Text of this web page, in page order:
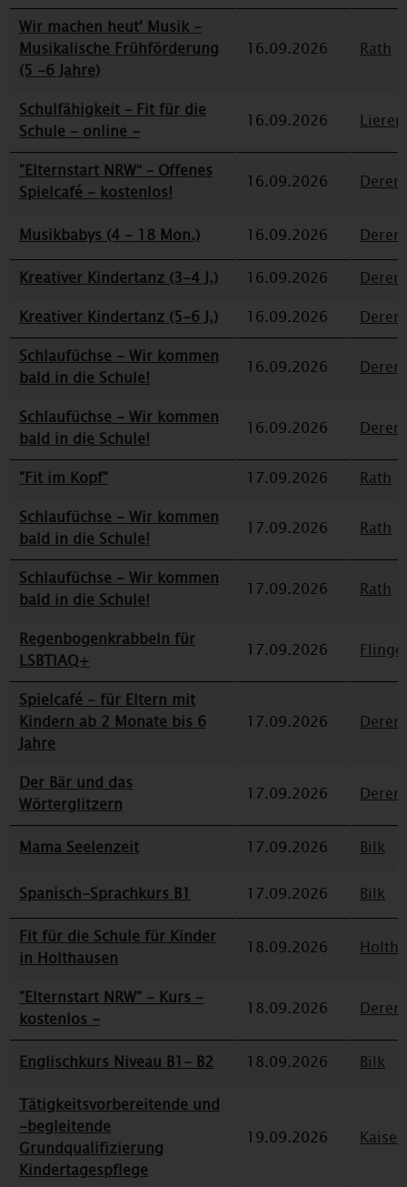
Wir machen heut' Musik -
Musikalische Frühförderung
(5 -6 Jahre)
16.09.2026 Rath
Schulfähigkeit – Fit für die
Schule - online -
16.09.2026
"Elternstart NRW“ – Offenes
Spielcafé - kostenlos!
16.09.2026
Musikbabys (4 - 18 Mon.) 16.09.2026
Kreativer Kindertanz (3-4 J.)
16.09.2026
Kreativer Kindertanz (5-6 J.)
16.09.2026
Schlaufüchse - Wir kommen
bald in die Schule!
16.09.2026
Schlaufüchse - Wir kommen
bald in die Schule!
16.09.2026
"Fit im Kopf" 17.09.2026
Rath
Schlaufüchse - Wir kommen
bald in die Schule!
17.09.2026 Rath
Schlaufüchse - Wir kommen
bald in die Schule!
17.09.2026 Rath
Regenbogenkrabbeln für
LSBTIAQ+
17.09.2026
Spielcafé - für Eltern mit
Kindern ab 2 Monate bis 6
Jahre
17.09.2026
Der Bär und das
Wörterglitzern
17.09.2026
Mama Seelenzeit 17.09.2026 Bilk
Spanisch-Sprachkurs B1 17.09.2026
Bilk
Fit für die Schule für Kinder
in Holthausen
18.09.2026
"Elternstart NRW" - Kurs -
kostenlos -
18.09.2026
Englischkurs Niveau B1- B2 18.09.2026
Bilk
Tätigkeitsvorbereitende und
-begleitende
Grundqualifizierung
Kindertagespflege
19.09.2026